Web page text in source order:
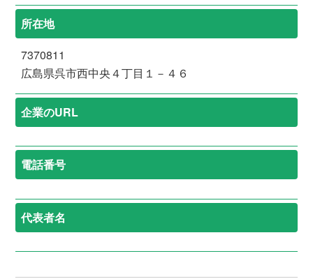
所在地
7370811
広島県呉市西中央４丁目１－４６
企業のURL
電話番号
代表者名